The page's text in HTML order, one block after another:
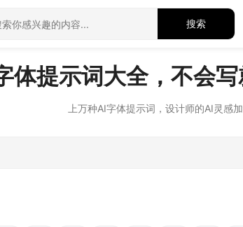
搜索
体提示词大全，不会写
上万种AI字体提示词，设计师的AI灵感加